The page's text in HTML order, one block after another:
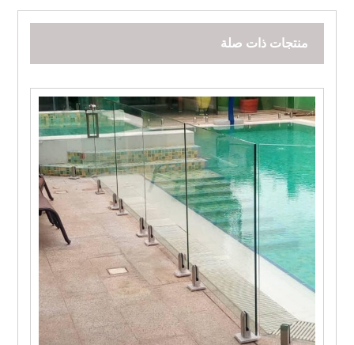
منتجات ذات صلة